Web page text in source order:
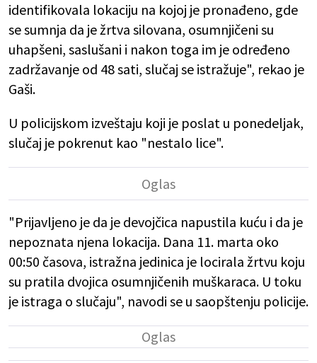
identifikovala lokaciju na kojoj je pronađeno, gde
se sumnja da je žrtva silovana, osumnjičeni su
uhapšeni, saslušani i nakon toga im je određeno
zadržavanje od 48 sati, slučaj se istražuje", rekao je
Gaši.
U policijskom izveštaju koji je poslat u ponedeljak,
slučaj je pokrenut kao "nestalo lice".
"Prijavljeno je da je devojčica napustila kuću i da je
nepoznata njena lokacija. Dana 11. marta oko
00:50 časova, istražna jedinica je locirala žrtvu koju
su pratila dvojica osumnjičenih muškaraca. U toku
je istraga o slučaju", navodi se u saopštenju policije.